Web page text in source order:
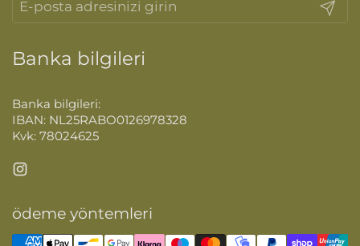
Gönder
Banka bilgileri
Banka bilgileri:
IBAN: NL25RABO0126978328
Kvk: 78024625
Instagram
ödeme yöntemleri